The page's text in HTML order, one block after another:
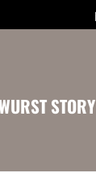
STORY